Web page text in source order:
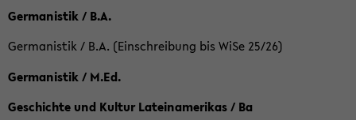
Germanistik / B.A.
Germanistik / B.A. (Einschreibung bis WiSe 25/26)
Germanistik / M.Ed.
Geschichte und Kultur Lateinamerikas / Ba